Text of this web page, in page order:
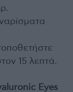
15 λεπτά.
Eyes